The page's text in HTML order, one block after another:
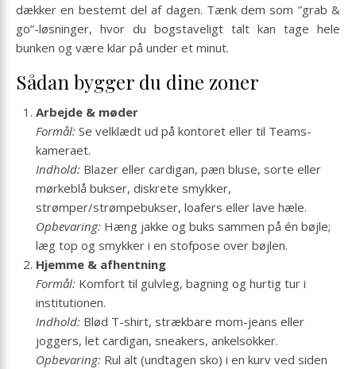
dækker en bestemt del af dagen. Tænk dem som ”grab &
go”-løsninger, hvor du bogstaveligt talt kan tage hele
bunken og være klar på under et minut.
Sådan bygger du dine zoner
Arbejde & møder
Formål: Se velklædt ud på kontoret eller til Teams-
kameraet.
Indhold: Blazer eller cardigan, pæn bluse, sorte eller
mørkeblå bukser, diskrete smykker,
strømper/strømpebukser, loafers eller lave hæle.
Opbevaring: Hæng jakke og buks sammen på én bøjle;
læg top og smykker i en stof­pose over bøjlen.
Hjemme & afhentning
Formål: Komfort til gulvleg, bagning og hurtig tur i
institutionen.
Indhold: Blød T-shirt, strækbare mom-jeans eller
joggers, let cardigan, sneakers, ankelsokker.
Opbevaring: Rul alt (undtagen sko) i en kurv ved siden